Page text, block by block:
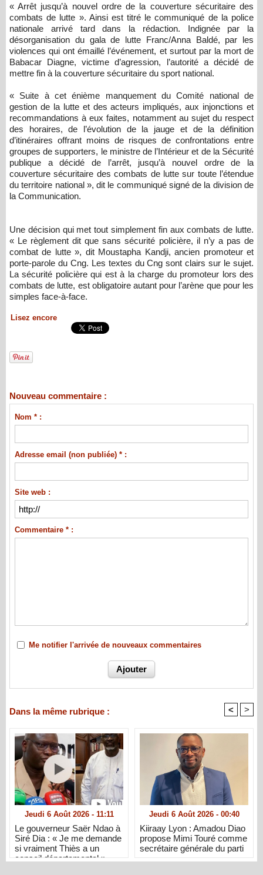
« Arrêt jusqu’à nouvel ordre de la couverture sécuritaire des
combats de lutte ». Ainsi est titré le communiqué de la police
nationale arrivé tard dans la rédaction. Indignée par la
désorganisation du gala de lutte Franc/Anna Baldé, par les
violences qui ont émaillé l’événement, et surtout par la mort de
Babacar Diagne, victime d’agression, l’autorité a décidé de
mettre fin à la couverture sécuritaire du sport national.
« Suite à cet énième manquement du Comité national de
gestion de la lutte et des acteurs impliqués, aux injonctions et
recommandations à eux faites, notamment au sujet du respect
des horaires, de l’évolution de la jauge et de la définition
d’itinéraires offrant moins de risques de confrontations entre
groupes de supporters, le ministre de l’Intérieur et de la Sécurité
publique a décidé de l’arrêt, jusqu’à nouvel ordre de la
couverture sécuritaire des combats de lutte sur toute l’étendue
du territoire national », dit le communiqué signé de la division de
la Communication.
Une décision qui met tout simplement fin aux combats de lutte.
« Le règlement dit que sans sécurité policière, il n’y a pas de
combat de lutte », dit Moustapha Kandji, ancien promoteur et
porte-parole du Cng. Les textes du Cng sont clairs sur le sujet.
La sécurité policière qui est à la charge du promoteur lors des
combats de lutte, est obligatoire autant pour l’arène que pour les
simples face-à-face.
Lisez encore
Nouveau commentaire :
Nom * :
Adresse email (non publiée) * :
Site web :
Commentaire * :
Me notifier l'arrivée de nouveaux commentaires
Dans la même rubrique : < >
Jeudi 6 Août 2026 - 11:11
Le gouverneur Saër Ndao à
Siré Dia : « Je me demande
si vraiment Thiès a un
conseil départemental »
Jeudi 6 Août 2026 - 00:40
Kiiraay Lyon : Amadou Diao
propose Mimi Touré comme
secrétaire générale du parti